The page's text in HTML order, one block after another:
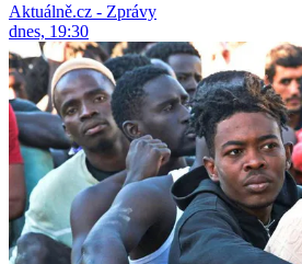
Aktuálně.cz - Zprávy
dnes, 19:30